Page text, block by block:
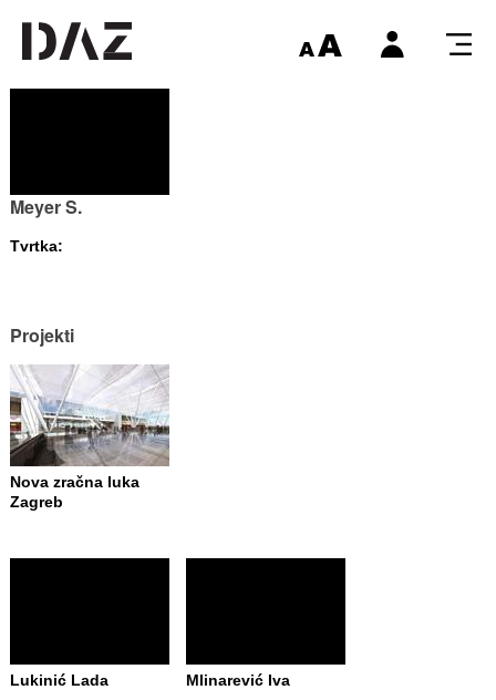
Meyer S.
Tvrtka:
Projekti
Nova zračna luka
Zagreb
Lukinić Lada Mlinarević Iva